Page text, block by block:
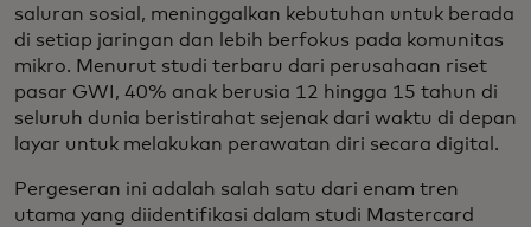
saluran sosial, meninggalkan kebutuhan untuk berada
di setiap jaringan dan lebih berfokus pada komunitas
mikro. Menurut studi terbaru dari perusahaan riset
pasar GWI, 40% anak berusia 12 hingga 15 tahun di
seluruh dunia beristirahat sejenak dari waktu di depan
layar untuk melakukan perawatan diri secara digital.
Pergeseran ini adalah salah satu dari enam tren
utama yang diidentifikasi dalam studi Mastercard